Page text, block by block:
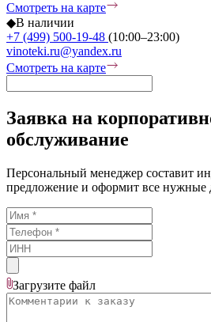
Смотреть на карте
◆В наличии
+7 (499) 500-19-48 (10:00–23:00)
vinoteki.ru@yandex.ru
Смотреть на карте
Заявка на
обслуживание
Персональный менеджер составит
предложение и оформит все нужные
Загрузите файл